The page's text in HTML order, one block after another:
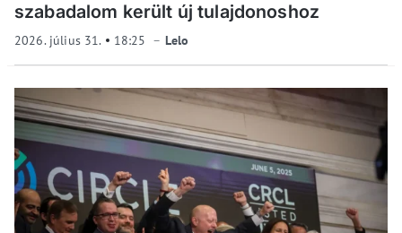
szabadalom került új tulajdonoshoz
2026. július 31. 18:25 Lelo